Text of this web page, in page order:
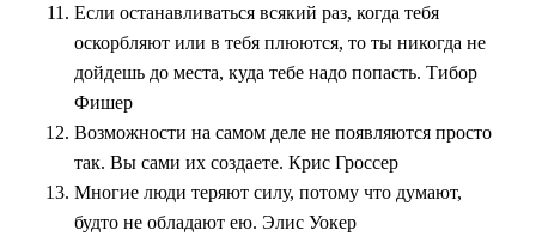
Если останавливаться всякий раз, когда тебя
оскорбляют или в тебя плюются, то ты никогда не
дойдешь до места, куда тебе надо попасть. Тибор
Фишер
Возможности на самом деле не появляются просто
так. Вы сами их создаете. Крис Гроссер
Многие люди теряют силу, потому что думают,
будто не обладают ею. Элис Уокер